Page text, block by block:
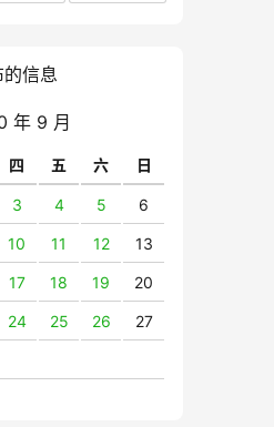
信息
年 9 月
四 五 六 日
3 4 5 6
10 11 12 13
17 18 19 20
24 25 26 27